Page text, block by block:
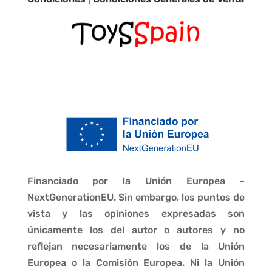
Financiado por la Unión Europea –
NextGenerationEU. Sin embargo, los puntos de
vista y las opiniones expresadas son
únicamente los del autor o autores y no
reflejan necesariamente los de la Unión
Europea o la Comisión Europea. Ni la Unión